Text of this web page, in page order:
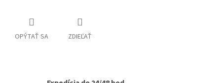
OPÝTAŤ SA ZDIEĽAŤ